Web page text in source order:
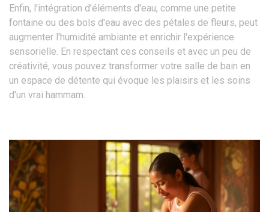
Enfin, l'intégration d'éléments d'eau, comme une petite
fontaine ou des bols d'eau avec des pétales de fleurs, peut
augmenter l'humidité ambiante et enrichir l'expérience
sensorielle. En respectant ces conseils et avec un peu de
créativité, vous pouvez transformer votre salle de bain en
un espace de détente qui évoque les plaisirs et les soins
d'un vrai hammam.